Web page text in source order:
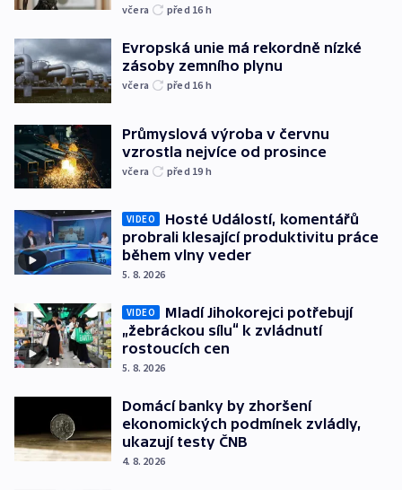
včera před 16 h
Evropská unie má rekordně nízké
zásoby zemního plynu
včera před 16 h
Průmyslová výroba v červnu
vzrostla nejvíce od prosince
včera před 19 h
VIDEO
Hosté Událostí, komentářů
probrali klesající produktivitu práce
během vlny veder
5. 8. 2026
VIDEO
Mladí Jihokorejci potřebují
„žebráckou sílu“ k zvládnutí
rostoucích cen
5. 8. 2026
Domácí banky by zhoršení
ekonomických podmínek zvládly,
ukazují testy ČNB
4. 8. 2026